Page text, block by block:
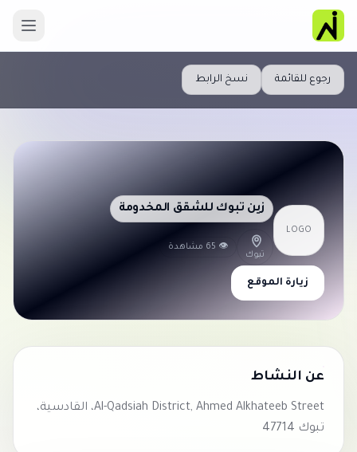
رجوع للقائمة نسخ الرابط
LOGO
زين تبوك للشقق المخدومة
تبوك
👁 65 مشاهدة
زيارة الموقع
عن النشاط
Al-Qadsiah District, Ahmed Alkhateeb Street، القادسية،
تبوك 47714